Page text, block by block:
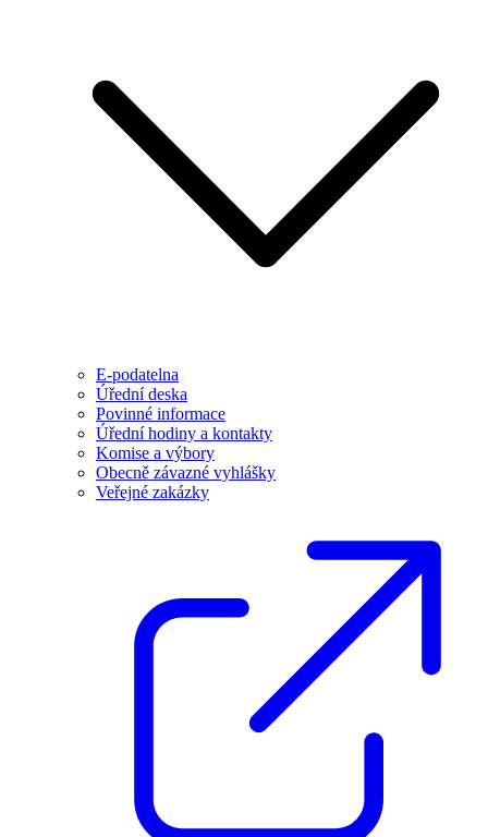
E-podatelna
Úřední deska
Povinné informace
Úřední hodiny a kontakty
Komise a výbory
Obecně závazné vyhlášky
Veřejné zakázky